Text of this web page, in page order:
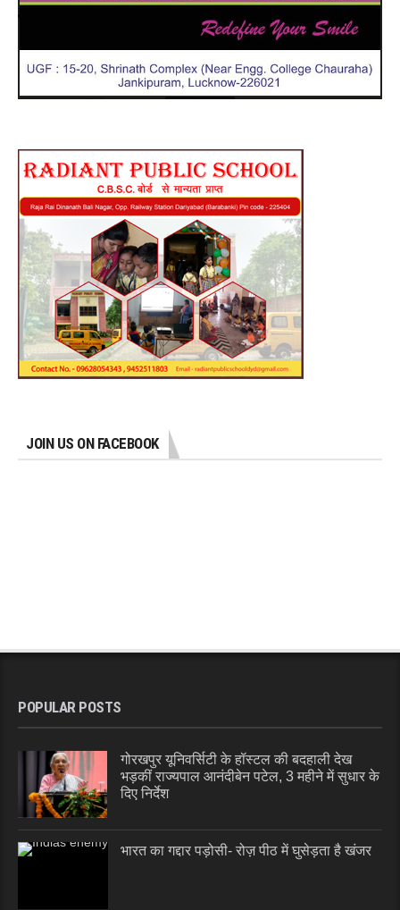
JOIN US ON FACEBOOK
POPULAR POSTS
गोरखपुर यूनिवर्सिटी के हॉस्टल की बदहाली देख
भड़कीं राज्यपाल आनंदीबेन पटेल, 3 महीने में सुधार के
दिए निर्देश
भारत का गद्दार पड़ोसी- रोज़ पीठ में घुसेड़ता है खंजर